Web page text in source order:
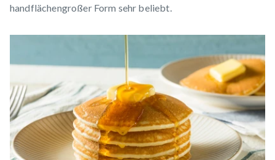
handflächengroßer Form sehr beliebt.